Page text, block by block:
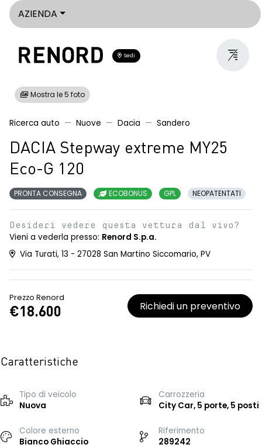
AZIENDA
Sedi
Mostra le 5 foto
Ricerca auto Nuove Dacia Sandero
DACIA Stepway extreme MY25
Eco-G 120
PRONTA CONSEGNA ECOBONUS GPL NEOPATENTATI
Desideri vedere questa vettura dal vivo?
Vieni a vederla presso: Renord S.p.a.
Via Turati, 13 - 27028 San Martino Siccomario, PV
Prezzo Renord
€18.600 Richiedi un preventivo
Caratteristiche
Tipo di veicolo
Nuova
Carrozzeria
City Car, 5 porte, 5 posti
Colore esterno
Bianco Ghiaccio
Riferimento
289242